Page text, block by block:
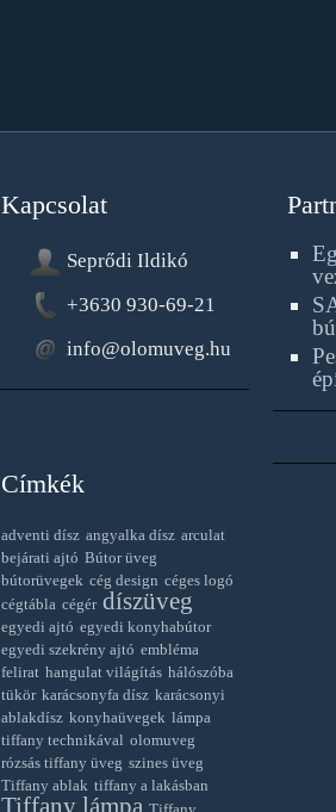
Kapcsolat
Seprődi Ildikó
+3630 930-69-21
info@olomuveg.hu
Címkék
adventi dísz angyalka dísz arculat
bejárati ajtó Bútor üveg
bútorüvegek cég design céges logó
cégtábla cégér díszüveg
egyedi ajtó egyedi konyhabútor
egyedi szekrény ajtó embléma
felirat hangulat világítás hálószóba
tükör karácsonyfa dísz karácsonyi
ablakdísz konyhaüvegek lámpa
tiffany technikával olomuveg
rózsás tiffany üveg szines üveg
Tiffany ablak tiffany a lakásban
Tiffany lámpa